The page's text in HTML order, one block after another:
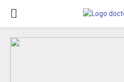
PRIMARY
MENU